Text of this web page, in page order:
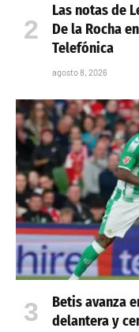
Las notas de
De la Rocha
Telefónica
agosto 8, 2026
Betis avanza
delantera y